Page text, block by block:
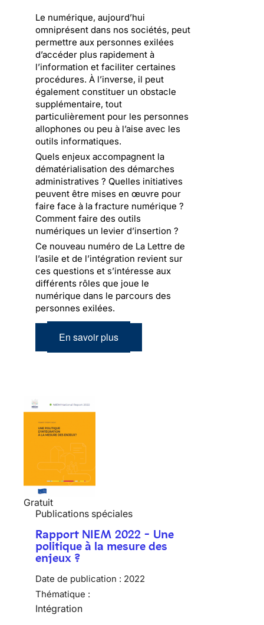
Le numérique, aujourd’hui
omniprésent dans nos sociétés, peut
permettre aux personnes exilées
d’accéder plus rapidement à
l’information et faciliter certaines
procédures. À l’inverse, il peut
également constituer un obstacle
supplémentaire, tout
particulièrement pour les personnes
allophones ou peu à l’aise avec les
outils informatiques.
Quels enjeux accompagnent la
dématérialisation des démarches
administratives ? Quelles initiatives
peuvent être mises en œuvre pour
faire face à la fracture numérique ?
Comment faire des outils
numériques un levier d’insertion ?
Ce nouveau numéro de La Lettre de
l’asile et de l’intégration revient sur
ces questions et s’intéresse aux
différents rôles que joue le
numérique dans le parcours des
personnes exilées.
En savoir plus
Gratuit
Publications spéciales
Rapport NIEM 2022 - Une
politique à la mesure des
enjeux ?
Date de publication : 2022
Thématique :
Intégration